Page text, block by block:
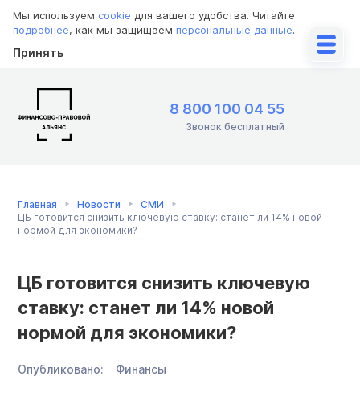
Мы используем cookie для вашего удобства. Читайте
подробнее, как мы защищаем персональные данные.
Принять
8 800 100 04 55
Звонок бесплатный
Главная Новости
СМИ
ЦБ готовится снизить ключевую ставку: станет ли 14% новой
нормой для экономики?
ЦБ готовится снизить ключевую
ставку: станет ли 14% новой
нормой для экономики?
Опубликовано: Финансы